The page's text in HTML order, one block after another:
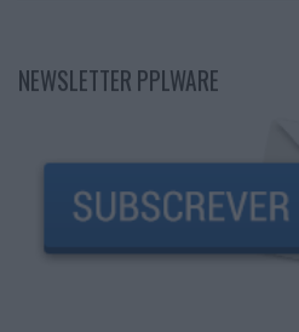
NEWSLETTER PPLWARE